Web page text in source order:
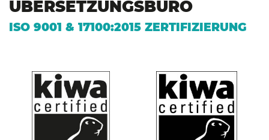
ÜBERSETZUNGSBÜRO
ISO 9001 & 17100:2015 ZERTIFIZIERUNG